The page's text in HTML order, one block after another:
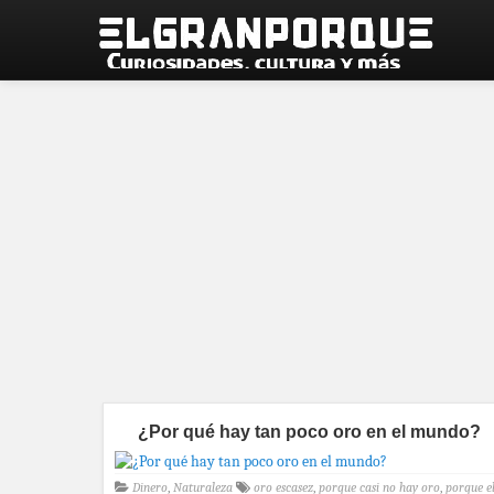
¿Por qué hay tan poco oro en el mundo?
Dinero, Naturaleza oro escasez, porque casi no hay oro, porque el